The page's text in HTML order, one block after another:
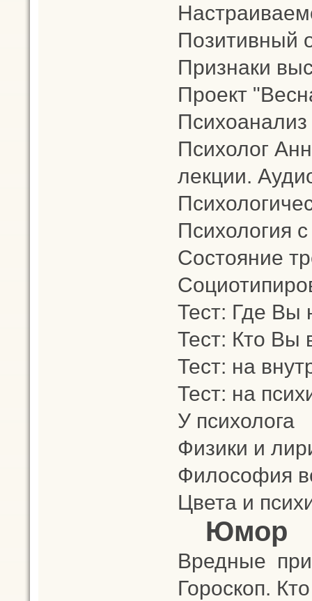
Позитивный
Признаки
Проект
Психоанализ
Психолог
лекции.
Психология
Состояние
Тест: Где Вы
Тест: Кто Вы
Тест: на
Тест: на
У психолога
Физики и
Философия
Цвета и
Юмор
Вредные
Гороскоп.